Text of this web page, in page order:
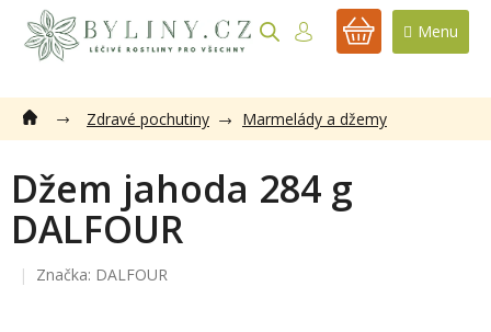
obsah
NÁKUPNÍ
Zdravé pochutiny Marmelády a džemy
Džem jahoda 284 g
DALFOUR
Značka: DALFOUR